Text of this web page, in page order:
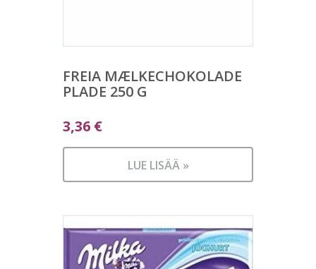
FREIA MÆLKECHOKOLADE
PLADE 250 G
3,36 €
LUE LISÄÄ »